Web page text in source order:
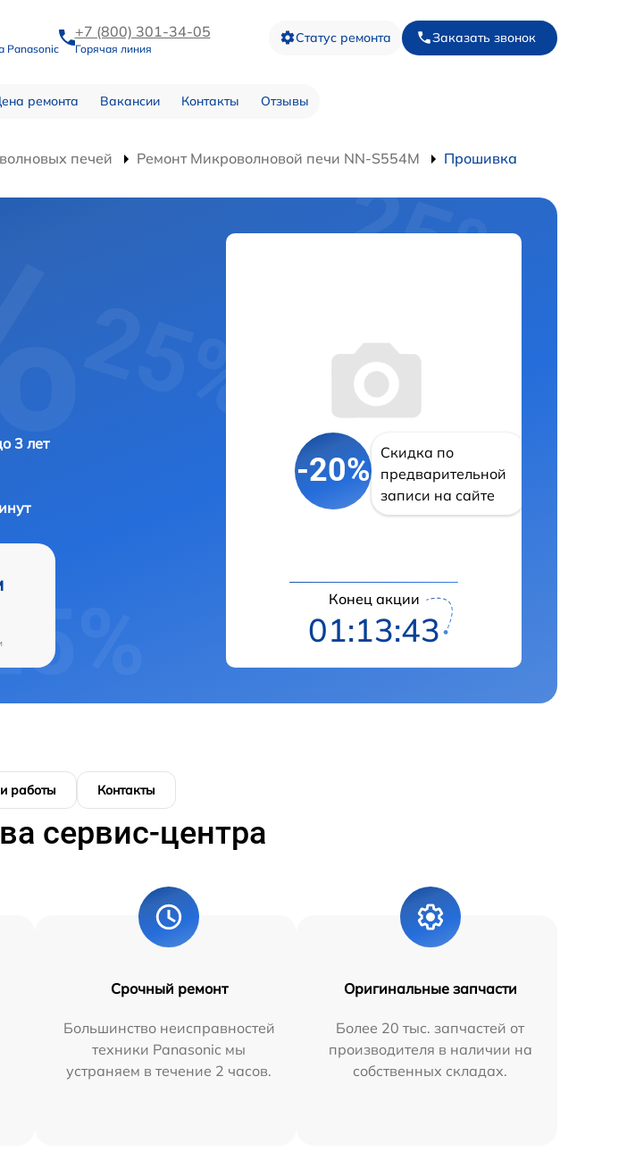
Panasonic
+7 (800) 301-34-05
Горячая линия
Статус ремонта Заказать звонок
ремонта Вакансии Контакты Отзывы
печей Ремонт Микроволновой печи NN-S554M Прошивка
3 лет
-20%
Скидка по
предварительной
записи на сайте
Конец акции
01:13:42
работы Контакты
сервис-центра
Срочный ремонт
Большинство неисправностей
техники Panasonic мы
устраняем в течение 2 часов.
Оригинальные запчасти
Более 20 тыс. запчастей от
производителя в наличии на
собственных складах.